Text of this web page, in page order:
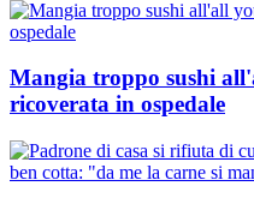
Mangia troppo sushi
ricoverata in ospedale